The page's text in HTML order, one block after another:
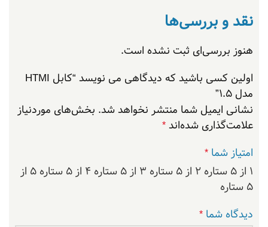
نقد و بررسی‌ها
هنوز بررسی‌ای ثبت نشده است.
اولین کسی باشید که دیدگاهی می نویسد “کابل HTMI
مدل 1.5”
نشانی ایمیل شما منتشر نخواهد شد. بخش‌های موردنیاز
علامت‌گذاری شده‌اند *
امتیاز شما *
۱ از ۵ ستاره ۲ از ۵ ستاره ۳ از ۵ ستاره ۴ از ۵ ستاره
۵ از
۵ ستاره
دیدگاه شما *